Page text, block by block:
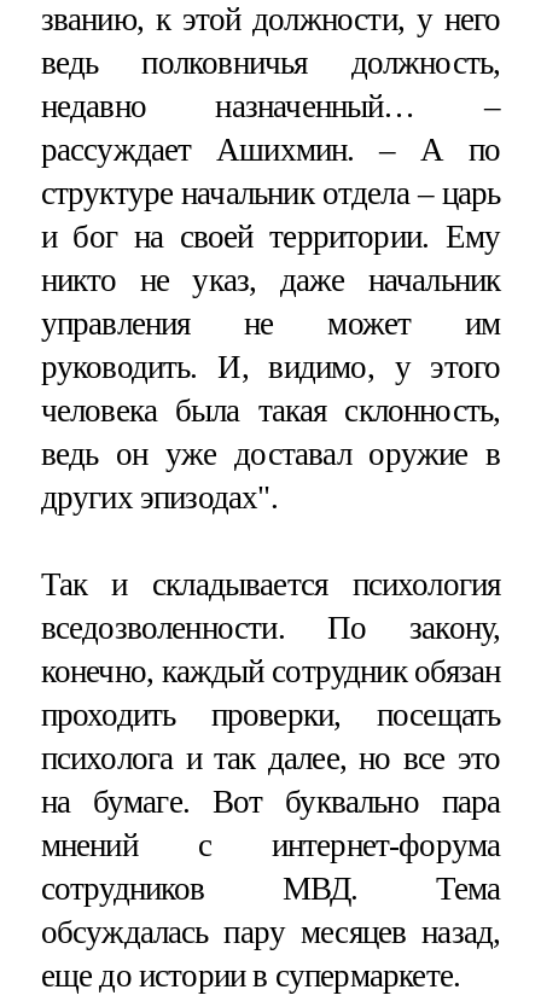
званию, к этой должности, у него
ведь полковничья должность,
недавно назначенный… –
рассуждает Ашихмин. – А по
структуре начальник отдела – царь
и бог на своей территории. Ему
никто не указ, даже начальник
управления не может им
руководить. И, видимо, у этого
человека была такая склонность,
ведь он уже доставал оружие в
других эпизодах".
Так и складывается психология
вседозволенности. По закону,
конечно, каждый сотрудник обязан
проходить проверки, посещать
психолога и так далее, но все это
на бумаге. Вот буквально пара
мнений с интернет-форума
сотрудников МВД. Тема
обсуждалась пару месяцев назад,
еще до истории в супермаркете.